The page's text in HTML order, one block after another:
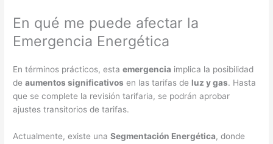
En qué me puede afectar la
Emergencia Energética
En términos prácticos, estaemergencia implica la posibilidad
deaumentos significativos en las tarifas de luz y gas. Hasta
que se complete la revisión tarifaria, se podrán aprobar
ajustes transitorios de tarifas.
Actualmente, existe unaSegmentación Energética, donde